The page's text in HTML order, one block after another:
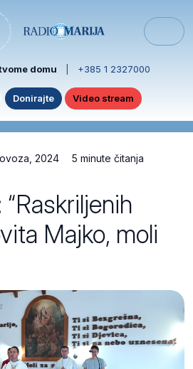
domu +385 1 2327000
Donirajte Video stream
2024 5 minute čitanja
Majko, moli